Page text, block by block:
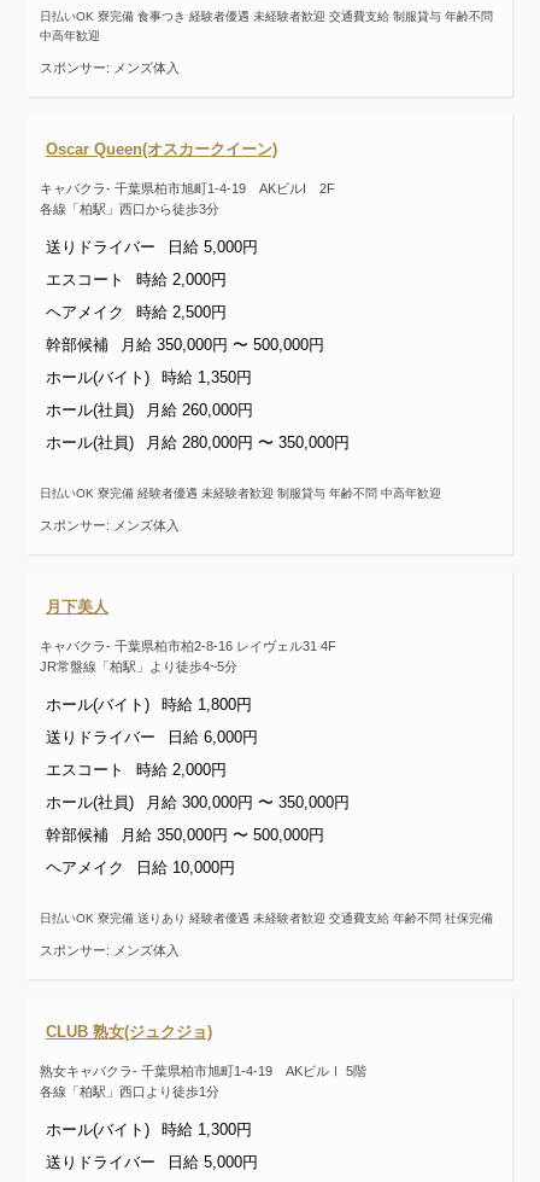
日払いOK 寮完備 食事つき 経験者優遇 未経験者歓迎 交通費支給 制服貸与 年齢不問
中高年歓迎
スポンサー: メンズ体入
Oscar Queen(オスカークイーン)
キャバクラ- 千葉県柏市旭町1-4-19 AKビルI 2F
各線「柏駅」西口から徒歩3分
送りドライバー
日給 5,000円
エスコート
時給 2,000円
ヘアメイク
時給 2,500円
幹部候補
月給 350,000円 〜 500,000円
ホール(バイト)
時給 1,350円
ホール(社員)
月給 260,000円
ホール(社員)
月給 280,000円 〜 350,000円
日払いOK 寮完備 経験者優遇 未経験者歓迎 制服貸与 年齢不問 中高年歓迎
スポンサー: メンズ体入
月下美人
キャバクラ- 千葉県柏市柏2-8-16 レイヴェル31 4F
JR常盤線「柏駅」より徒歩4~5分
ホール(バイト)
時給 1,800円
送りドライバー
日給 6,000円
エスコート
時給 2,000円
ホール(社員)
月給 300,000円 〜 350,000円
幹部候補
月給 350,000円 〜 500,000円
ヘアメイク
日給 10,000円
日払いOK 寮完備 送りあり 経験者優遇 未経験者歓迎 交通費支給 年齢不問 社保完備
スポンサー: メンズ体入
CLUB 熟女(ジュクジョ)
熟女キャバクラ- 千葉県柏市旭町1-4-19 AKビルⅠ 5階
各線「柏駅」西口より徒歩1分
ホール(バイト)
時給 1,300円
送りドライバー
日給 5,000円